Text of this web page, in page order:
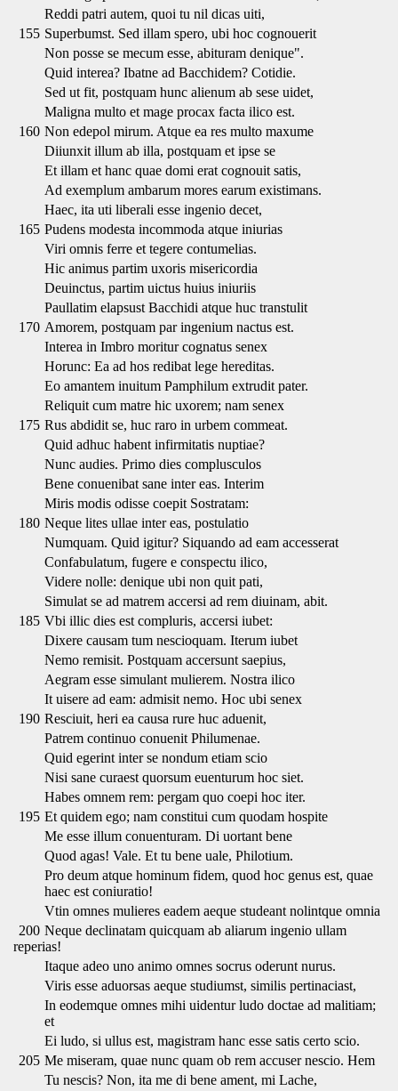
Reddi patri autem, quoi tu nil dicas uiti,
155 Superbumst. Sed illam spero, ubi hoc cognouerit
Non posse se mecum esse, abituram denique".
Quid interea? Ibatne ad Bacchidem? Cotidie.
Sed ut fit, postquam hunc alienum ab sese uidet,
Maligna multo et mage procax facta ilico est.
160 Non edepol mirum. Atque ea res multo maxume
Diiunxit illum ab illa, postquam et ipse se
Et illam et hanc quae domi erat cognouit satis,
Ad exemplum ambarum mores earum existimans.
Haec, ita uti liberali esse ingenio decet,
165 Pudens modesta incommoda atque iniurias
Viri omnis ferre et tegere contumelias.
Hic animus partim uxoris misericordia
Deuinctus, partim uictus huius iniuriis
Paullatim elapsust Bacchidi atque huc transtulit
170 Amorem, postquam par ingenium nactus est.
Interea in Imbro moritur cognatus senex
Horunc: Ea ad hos redibat lege hereditas.
Eo amantem inuitum Pamphilum extrudit pater.
Reliquit cum matre hic uxorem; nam senex
175 Rus abdidit se, huc raro in urbem commeat.
Quid adhuc habent infirmitatis nuptiae?
Nunc audies. Primo dies complusculos
Bene conuenibat sane inter eas. Interim
Miris modis odisse coepit Sostratam:
180 Neque lites ullae inter eas, postulatio
Numquam. Quid igitur? Siquando ad eam accesserat
Confabulatum, fugere e conspectu ilico,
Videre nolle: denique ubi non quit pati,
Simulat se ad matrem accersi ad rem diuinam, abit.
185 Vbi illic dies est compluris, accersi iubet:
Dixere causam tum nescioquam. Iterum iubet
Nemo remisit. Postquam accersunt saepius,
Aegram esse simulant mulierem. Nostra ilico
It uisere ad eam: admisit nemo. Hoc ubi senex
190 Resciuit, heri ea causa rure huc aduenit,
Patrem continuo conuenit Philumenae.
Quid egerint inter se nondum etiam scio
Nisi sane curaest quorsum euenturum hoc siet.
Habes omnem rem: pergam quo coepi hoc iter.
195 Et quidem ego; nam constitui cum quodam hospite
Me esse illum conuenturam. Di uortant bene
Quod agas! Vale. Et tu bene uale, Philotium.
Pro deum atque hominum fidem, quod hoc genus est, quae
haec est coniuratio!
Vtin omnes mulieres eadem aeque studeant nolintque omnia
200 Neque declinatam quicquam ab aliarum ingenio ullam
reperias!
Itaque adeo uno animo omnes socrus oderunt nurus.
Viris esse aduorsas aeque studiumst, similis pertinaciast,
In eodemque omnes mihi uidentur ludo doctae ad malitiam;
et
Ei ludo, si ullus est, magistram hanc esse satis certo scio.
205 Me miseram, quae nunc quam ob rem accuser nescio. Hem
Tu nescis? Non, ita me di bene ament, mi Lache,